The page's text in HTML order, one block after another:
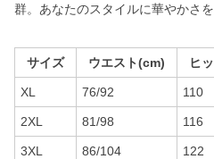
群。あなたのスタイルに華やかさを
サイズ ウエスト(cm) ヒ
XL 76/92 110
2XL 81/98 116
3XL 86/104 122